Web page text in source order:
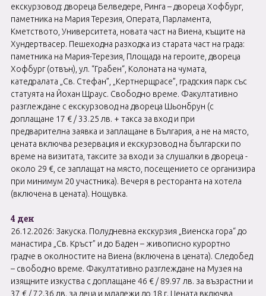
екскурзовод: двореца Белведере, Ринга – двореца Хофбург,
паметника на Мария Терезия, Операта, Парламента,
Кметството, Университета, новата част на Виена, къщите на
Хундертвасер. Пешеходна разходка из старата част на града:
паметника на Мария-Терезия, Площада на героите, двореца
Хофбург (отвън), ул. “Грабен“, Колоната на чумата,
катедралата „Св. Стефан”, „Кертнерщрасе”, градския парк със
статуята на Йохан Щраус. Свободно време. Факултативно
разглеждане с екскурзовод на двореца Шьонбрун (с
доплащане 17 € / 33.25 лв. + такса за вход и при
предварителна заявка и заплащане в България, а не на място,
цената включва резервация и екскурзовод на български по
време на визитата, таксите за вход и за слушалки в двореца -
около 29 €, се заплащат на място, посещението се организира
при минимум 20 участника). Вечеря в ресторанта на хотела
(включена в цената). Нощувка.
4 ден
26.12.2026: Закуска. Полудневна екскурзия „Виенска гора“ до
манастира „Св. Кръст” и до Баден – живописно курортно
градче в околностите на Виена (включена в цената). Следобед
– свободно време. Факултативно разглеждане на Музея на
изящните изкуства с доплащане 46 € / 89.97 лв. за възрастни и
37 € / 72.36 лв. за деца и младежи до 18 г. Цената включва